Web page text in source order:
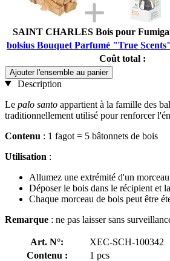
SAINT CHARLES Bois pour
bolsius Bouquet Parfumé "True
Coût total :
Ajouter l'ensemble au panier
Description
Le palo santo appartient à la famille des
traditionnellement utilisé pour renforcer
Contenu : 1 fagot = 5 bâtonnets de bois
Utilisation :
Allumez une extrémité d'un
Déposer le bois dans le récipient et
Chaque morceau de bois peut être
Remarque : ne pas laisser sans
Art. N°:
XEC-SCH-100342
Contenu :
1 pcs